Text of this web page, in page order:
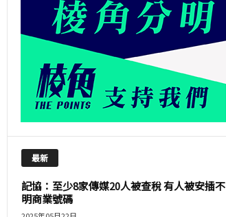
最新
記協：至少8家傳媒20人被查稅 有人被安插不
明商業號碼